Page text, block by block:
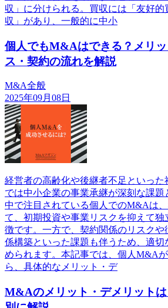
収」に分けられる。買収には「友好
収」があり、一般的に中小
個人でもM&Aはできる？メリ
ス・契約の流れを解説
M&A全般
2025年09月08日
経営者の高齢化や後継者不足といっ
では中小企業の事業承継が深刻な課
中で注目されている個人でのM&Aは
て、初期投資や事業リスクを抑えて
徴です。一方で、契約関係のリスクや
係構築といった課題も伴うため、適
められます。本記事では、個人M&A
ら、具体的なメリット・デ
M&Aのメリット・デメリット